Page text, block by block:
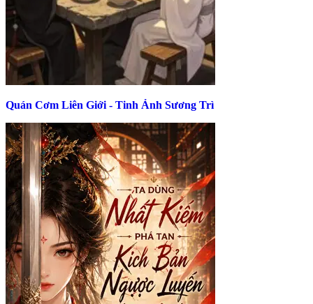
Quán Cơm Liên Giới - Tinh Ảnh Sương Trì